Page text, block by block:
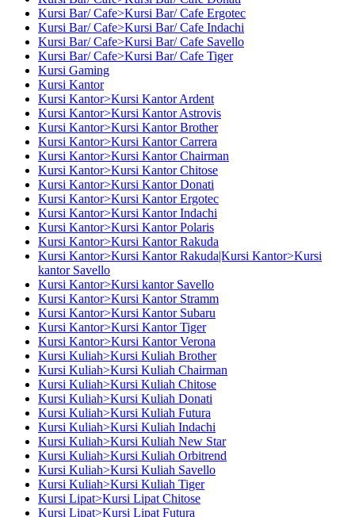
Kursi Bar/ Cafe>Kursi Bar/ Cafe Ergotec
Kursi Bar/ Cafe>Kursi Bar/ Cafe Indachi
Kursi Bar/ Cafe>Kursi Bar/ Cafe Savello
Kursi Bar/ Cafe>Kursi Bar/ Cafe Tiger
Kursi Gaming
Kursi Kantor
Kursi Kantor>Kursi Kantor Ardent
Kursi Kantor>Kursi Kantor Astrovis
Kursi Kantor>Kursi Kantor Brother
Kursi Kantor>Kursi Kantor Carrera
Kursi Kantor>Kursi Kantor Chairman
Kursi Kantor>Kursi Kantor Chitose
Kursi Kantor>Kursi Kantor Donati
Kursi Kantor>Kursi Kantor Ergotec
Kursi Kantor>Kursi Kantor Indachi
Kursi Kantor>Kursi Kantor Polaris
Kursi Kantor>Kursi Kantor Rakuda
Kursi Kantor>Kursi Kantor Rakuda|Kursi Kantor>Kursi
kantor Savello
Kursi Kantor>Kursi kantor Savello
Kursi Kantor>Kursi Kantor Stramm
Kursi Kantor>Kursi Kantor Subaru
Kursi Kantor>Kursi Kantor Tiger
Kursi Kantor>Kursi Kantor Verona
Kursi Kuliah>Kursi Kuliah Brother
Kursi Kuliah>Kursi Kuliah Chairman
Kursi Kuliah>Kursi Kuliah Chitose
Kursi Kuliah>Kursi Kuliah Donati
Kursi Kuliah>Kursi Kuliah Futura
Kursi Kuliah>Kursi Kuliah Indachi
Kursi Kuliah>Kursi Kuliah New Star
Kursi Kuliah>Kursi Kuliah Orbitrend
Kursi Kuliah>Kursi Kuliah Savello
Kursi Kuliah>Kursi Kuliah Tiger
Kursi Lipat>Kursi Lipat Chitose
Kursi Lipat>Kursi Lipat Futura